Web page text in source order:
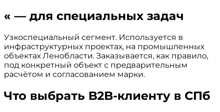
« — для специальных задач
Узкоспециальный сегмент. Используется в
инфраструктурных проектах, на промышленных
объектах Ленобласти. Заказывается, как правило,
под конкретный объект с предварительным
расчётом и согласованием марки.
Что выбрать B2B-клиенту в СПб